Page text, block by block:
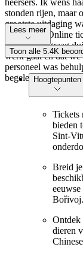
heersers. Ik wens
stonden rijen, maar
grootste uitdaging
richtingen. Online
hadden we graag
werk gaat en dat
personeel was
begeleiding zou
Lees meer
Toon alle 5.4K
Hoogtepunten
Tickets
bieden
Sint-
Breid
Bořivoj.
Ontdek
dieren